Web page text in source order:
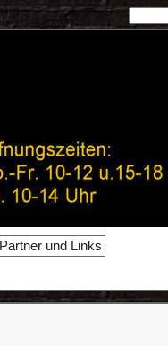
Partner und Links